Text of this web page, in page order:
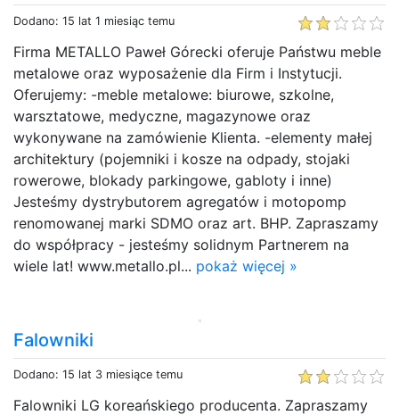
Dodano: 15 lat 1 miesiąc temu
Firma METALLO Paweł Górecki oferuje Państwu meble
metalowe oraz wyposażenie dla Firm i Instytucji.
Oferujemy: -meble metalowe: biurowe, szkolne,
warsztatowe, medyczne, magazynowe oraz
wykonywane na zamówienie Klienta. -elementy małej
architektury (pojemniki i kosze na odpady, stojaki
rowerowe, blokady parkingowe, gabloty i inne)
Jesteśmy dystrybutorem agregatów i motopomp
renomowanej marki SDMO oraz art. BHP. Zapraszamy
do współpracy - jesteśmy solidnym Partnerem na
wiele lat! www.metallo.pl... pokaż więcej »
Falowniki
Dodano: 15 lat 3 miesiące temu
Falowniki LG koreańskiego producenta. Zapraszamy